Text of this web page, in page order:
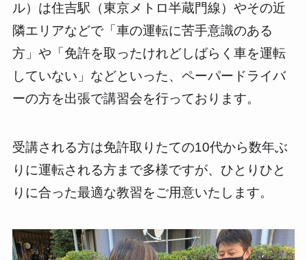
ル）は住吉駅（東京メトロ半蔵門線）やその近
隣エリアなどで「車の運転に苦手意識のある
方」や「免許を取ったけれどしばらく車を運転
していない」などといった、ペーパードライバ
ーの方を出張で講習会を行っております。
受講される方は免許取りたての10代から数年ぶ
りに運転される方まで多様ですが、ひとりひと
りに合った最適な教習をご用意いたします。